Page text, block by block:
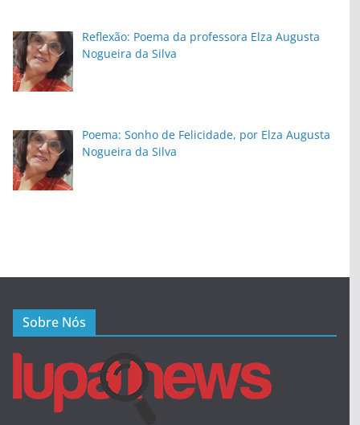
Reflexão: Poema da professora Elza Augusta
Nogueira da Silva
Poema: Sonho de Felicidade, por Elza Augusta
Nogueira da Silva
Sobre Nós